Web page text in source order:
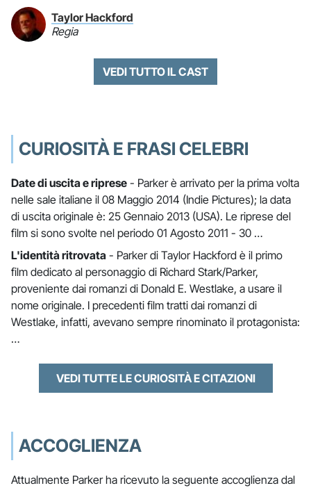
Taylor Hackford
Regia
VEDI TUTTO IL CAST
CURIOSITÀ E FRASI CELEBRI
Date di uscita e riprese - Parker è arrivato per la prima volta
nelle sale italiane il 08 Maggio 2014 (Indie Pictures); la data
di uscita originale è: 25 Gennaio 2013 (USA). Le riprese del
film si sono svolte nel periodo 01 Agosto 2011 - 30 …
L'identità ritrovata - Parker di Taylor Hackford è il primo
film dedicato al personaggio di Richard Stark/Parker,
proveniente dai romanzi di Donald E. Westlake, a usare il
nome originale. I precedenti film tratti dai romanzi di
Westlake, infatti, avevano sempre rinominato il protagonista:
…
VEDI TUTTE LE CURIOSITÀ E CITAZIONI
ACCOGLIENZA
Attualmente Parker ha ricevuto la seguente accoglienza dal